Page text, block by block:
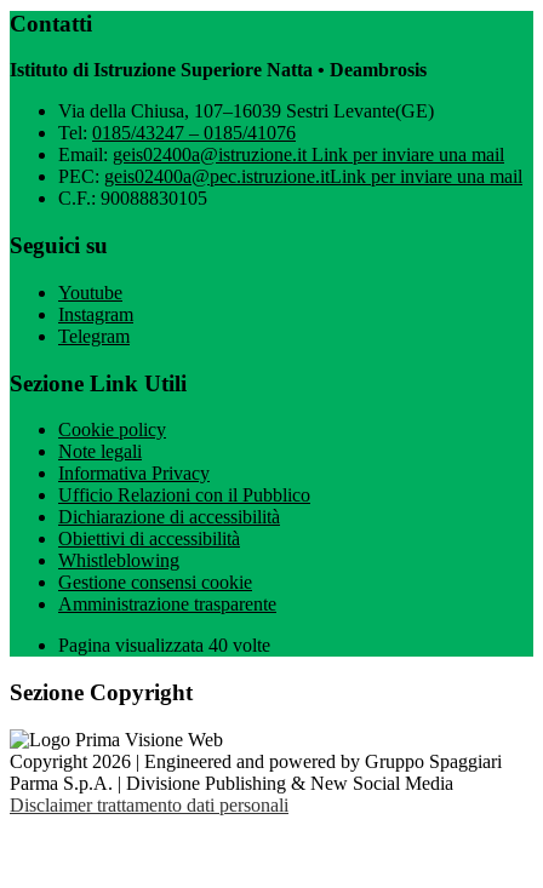
Contatti
Istituto di Istruzione Superiore Natta • Deambrosis
Via della Chiusa, 107–16039 Sestri Levante(GE)
Tel: 0185/43247 – 0185/41076
Email: geis02400a@istruzione.itLink per inviare una mail
PEC: geis02400a@pec.istruzione.itLink per inviare una mail
C.F.: 90088830105
Seguici su
Youtube
Instagram
Telegram
Sezione Link Utili
Cookie policy
Note legali
Informativa Privacy
Ufficio Relazioni con il Pubblico
Dichiarazione di accessibilità
Obiettivi di accessibilità
Whistleblowing
Gestione consensi cookie
Amministrazione trasparente
Pagina visualizzata 40 volte
Sezione Copyright
Copyright 2026 | Engineered and powered by Gruppo Spaggiari
Parma S.p.A. | Divisione Publishing & New Social Media
Disclaimer trattamento dati personali